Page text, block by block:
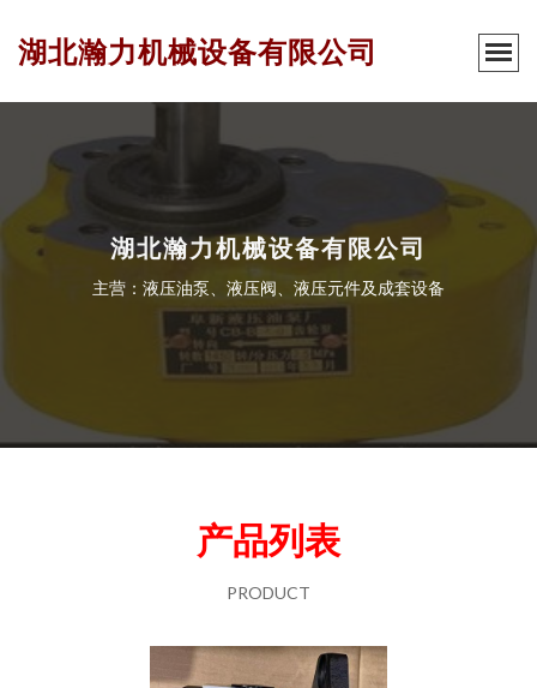
湖北瀚力机械设备有限公司
湖北瀚力机械设备有限公司
主营：液压油泵、液压阀、液压元件及成套设备
产品列表
PRODUCT